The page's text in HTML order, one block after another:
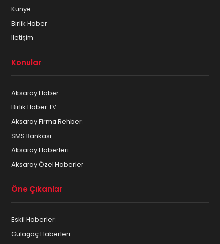
Künye
Birlik Haber
İletişim
Konular
Aksaray Haber
Birlik Haber TV
Aksaray Firma Rehberi
SMS Bankası
Aksaray Haberleri
Aksaray Özel Haberler
Öne Çıkanlar
Eskil Haberleri
Gülağaç Haberleri